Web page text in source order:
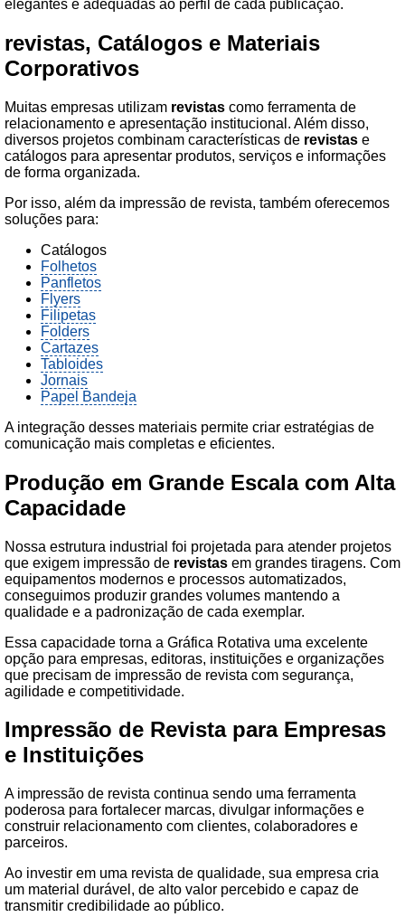
elegantes e adequadas ao perfil de cada publicação.
revistas, Catálogos e Materiais
Corporativos
Muitas empresas utilizam revistas como ferramenta de
relacionamento e apresentação institucional. Além disso,
diversos projetos combinam características de revistas e
catálogos para apresentar produtos, serviços e informações
de forma organizada.
Por isso, além da impressão de revista, também oferecemos
soluções para:
Catálogos
Folhetos
Panfletos
Flyers
Filipetas
Folders
Cartazes
Tabloides
Jornais
Papel Bandeja
A integração desses materiais permite criar estratégias de
comunicação mais completas e eficientes.
Produção em Grande Escala com Alta
Capacidade
Nossa estrutura industrial foi projetada para atender projetos
que exigem impressão de revistas em grandes tiragens. Com
equipamentos modernos e processos automatizados,
conseguimos produzir grandes volumes mantendo a
qualidade e a padronização de cada exemplar.
Essa capacidade torna a Gráfica Rotativa uma excelente
opção para empresas, editoras, instituições e organizações
que precisam de impressão de revista com segurança,
agilidade e competitividade.
Impressão de Revista para Empresas
e Instituições
A impressão de revista continua sendo uma ferramenta
poderosa para fortalecer marcas, divulgar informações e
construir relacionamento com clientes, colaboradores e
parceiros.
Ao investir em uma revista de qualidade, sua empresa cria
um material durável, de alto valor percebido e capaz de
transmitir credibilidade ao público.